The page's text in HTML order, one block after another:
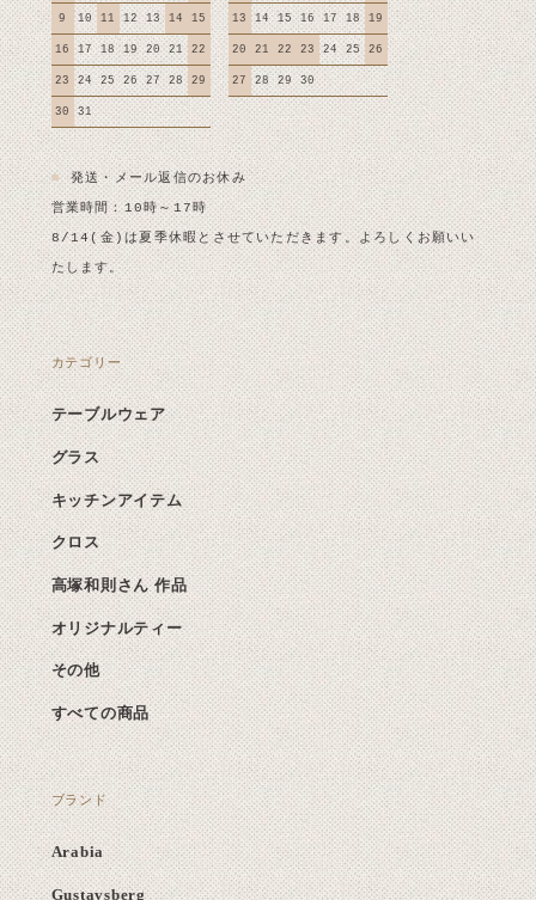
9 10 11 12 13 14 15
16 17 18 19 20 21 22
23 24 25 26 27 28 29
30 31
13 14 15 16 17 18 19
20 21 22 23 24 25 26
27 28 29 30
■発送・メール返信のお休み
営業時間：10時～17時
8/14(金)は夏季休暇とさせていただきます。よろしくお願いい
たします。
カテゴリー
テーブルウェア
グラス
キッチンアイテム
クロス
高塚和則さん 作品
オリジナルティー
その他
すべての商品
ブランド
Arabia
Gustavsberg